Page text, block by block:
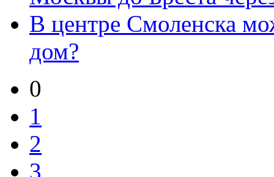
В центре Смоленска
дом?
0
1
2
3